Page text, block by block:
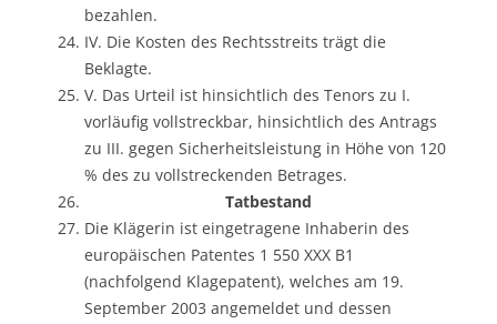
bezahlen.
IV. Die Kosten des Rechtsstreits trägt die
Beklagte.
V. Das Urteil ist hinsichtlich des Tenors zu I.
vorläufig vollstreckbar, hinsichtlich des Antrags
zu III. gegen Sicherheitsleistung in Höhe von 120
% des zu vollstreckenden Betrages.
Tatbestand
Die Klägerin ist eingetragene Inhaberin des
europäischen Patentes 1 550 XXX B1
(nachfolgend Klagepatent), welches am 19.
September 2003 angemeldet und dessen